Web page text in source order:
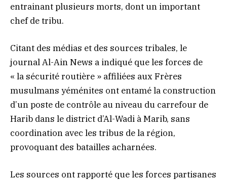
entrainant plusieurs morts, dont un important
chef de tribu.
Citant des médias et des sources tribales, le
journal Al-Ain News a indiqué que les forces de
« la sécurité routière » affiliées aux Frères
musulmans yéménites ont entamé la construction
d’un poste de contrôle au niveau du carrefour de
Harib dans le district d’Al-Wadi à Marib, sans
coordination avec les tribus de la région,
provoquant des batailles acharnées.
Les sources ont rapporté que les forces partisanes